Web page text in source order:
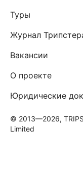
Туры
Журнал
Вакансии
О проекте
Юридические
© 2013—2026,
Limited